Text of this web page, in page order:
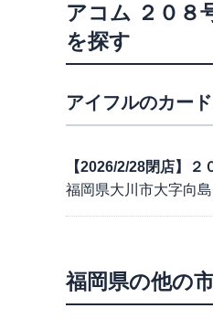
アコム ２０８
を探す
アイフルのカー
【2026/2/28閉店】
福岡県大川市大字向
福岡県の他の